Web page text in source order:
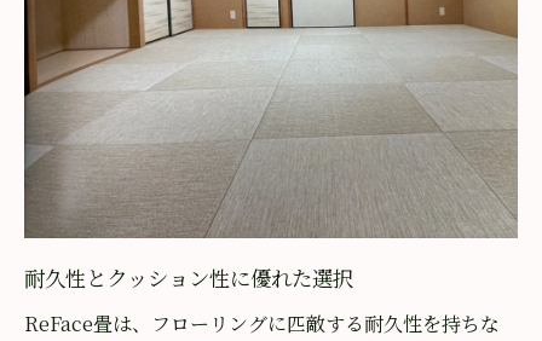
段差のないバリアフリー設計
クッション性が高い床材の選択
車いすでも安心の滑りにくさ
フローリングでは得られない柔らかさ
安全で快適な住環境を提供
埼玉県で快適な住環境を創造
フローリングの魅力を和の空間で
ReFace畳で理想の住まい実現
耐久性とクッション性に優れた選択
ReFace畳は、フローリングに匹敵する耐久性を持ちな